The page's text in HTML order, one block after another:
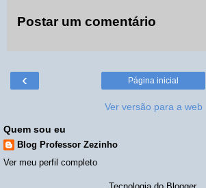
Postar um comentário
‹ Página inicial
Ver versão para a web
Quem sou eu
Blog Professor Zezinho
Ver meu perfil completo